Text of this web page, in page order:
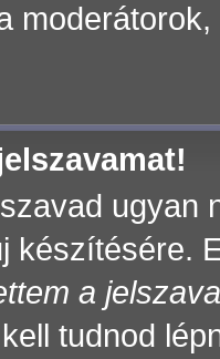
ugyan
készítésére.
a
tudnod